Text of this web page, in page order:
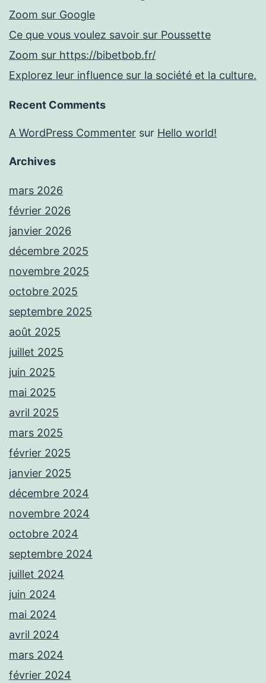
Zoom sur Google
Ce que vous voulez savoir sur Poussette
Zoom sur https://bibetbob.fr/
Explorez leur influence sur la société et la culture.
Recent Comments
A WordPress Commenter sur Hello world!
Archives
mars 2026
février 2026
janvier 2026
décembre 2025
novembre 2025
octobre 2025
septembre 2025
août 2025
juillet 2025
juin 2025
mai 2025
avril 2025
mars 2025
février 2025
janvier 2025
décembre 2024
novembre 2024
octobre 2024
septembre 2024
juillet 2024
juin 2024
mai 2024
avril 2024
mars 2024
février 2024